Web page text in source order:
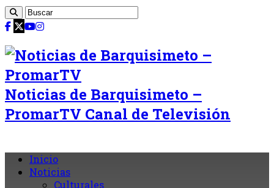
Noticias de Barquisimeto –
PromarTV Canal de Televisión
Inicio
Noticias
Culturales